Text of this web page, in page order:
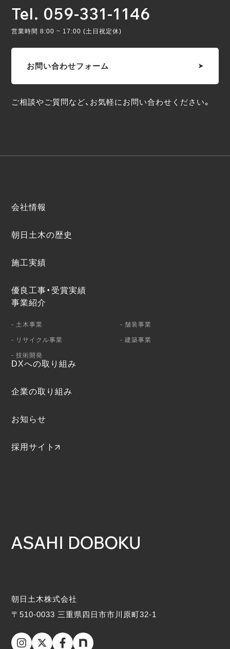
Tel. 059-331-1146
営業時間 8:00 ~ 17:00 (土日祝定休)
お問い合わせフォーム
ご相談やご質問など、お気軽にお問い合わせください。
朝日土木株式会社
〒510-0033 三重県四日市市川原町32-1
会社情報
朝日土木の歴史
施工実績
優良工事・受賞実績
事業紹介
- 土木事業 - 舗装事業
- リサイクル事業 - 建築事業
- 技術開発
DXへの取り組み
企業の取り組み
お知らせ
採用サイト